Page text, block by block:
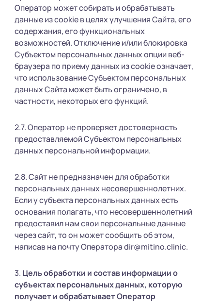
Оператор может собирать и обрабатывать
данные из cookie в целях улучшения Сайта, его
содержания, его функциональных
возможностей. Отключение и/или блокировка
Субъектом персональных данных опции веб-
браузера по приему данных из cookie означает,
что использование Субъектом персональных
данных Сайта может быть ограничено, в
частности, некоторых его функций.
2.7. Оператор не проверяет достоверность
предоставляемой Субъектом персональных
данных персональной информации.
2.8. Сайт не предназначен для обработки
персональных данных несовершеннолетних.
Если у субъекта персональных данных есть
основания полагать, что несовершеннолетний
предоставил нам свои персональные данные
через сайт, то он может сообщить об этом,
написав на почту Оператора dir@mitino.clinic.
3. Цель обработки и состав информации о
субъектах персональных данных, которую
получает и обрабатывает Оператор